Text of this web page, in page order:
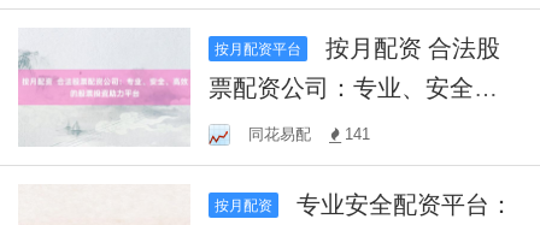
按月配资平台
按月配资 合法股
票配资公司：专业、安全、
高效的股票投资助力平台
同花易配 141
按月配资
专业安全配资平台：